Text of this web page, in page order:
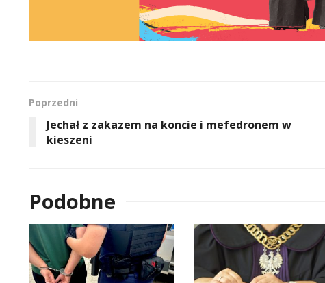
Poprzedni
Jechał z zakazem na koncie i mefedronem w
kieszeni
Podobne